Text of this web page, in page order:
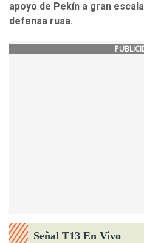
apoyo de Pekín a gran
defensa rusa.
Señal T13 En Vivo